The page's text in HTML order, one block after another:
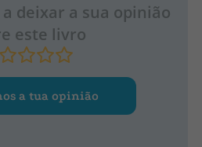
deixar a sua opinião
este livro
a tua opinião